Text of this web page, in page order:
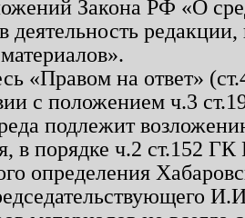
Закона РФ «О
деятельность
«Правом на ответ»
с положением ч.3
подлежит
в порядке ч.2 ст.152
определения